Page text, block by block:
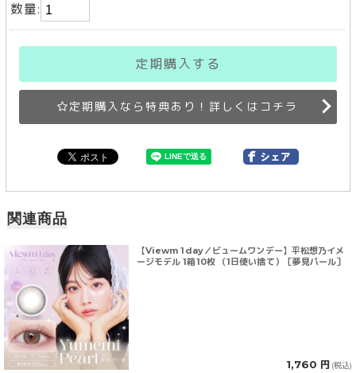
数量:
定期購入する
定期購入なら特典あり！詳しくはコチラ
関連商品
【Viewm 1day／ビュームワンデー】平松想乃イメ
ージモデル 1箱10枚 （1日使い捨て）［夢見パール］
1,760 円 (税込)